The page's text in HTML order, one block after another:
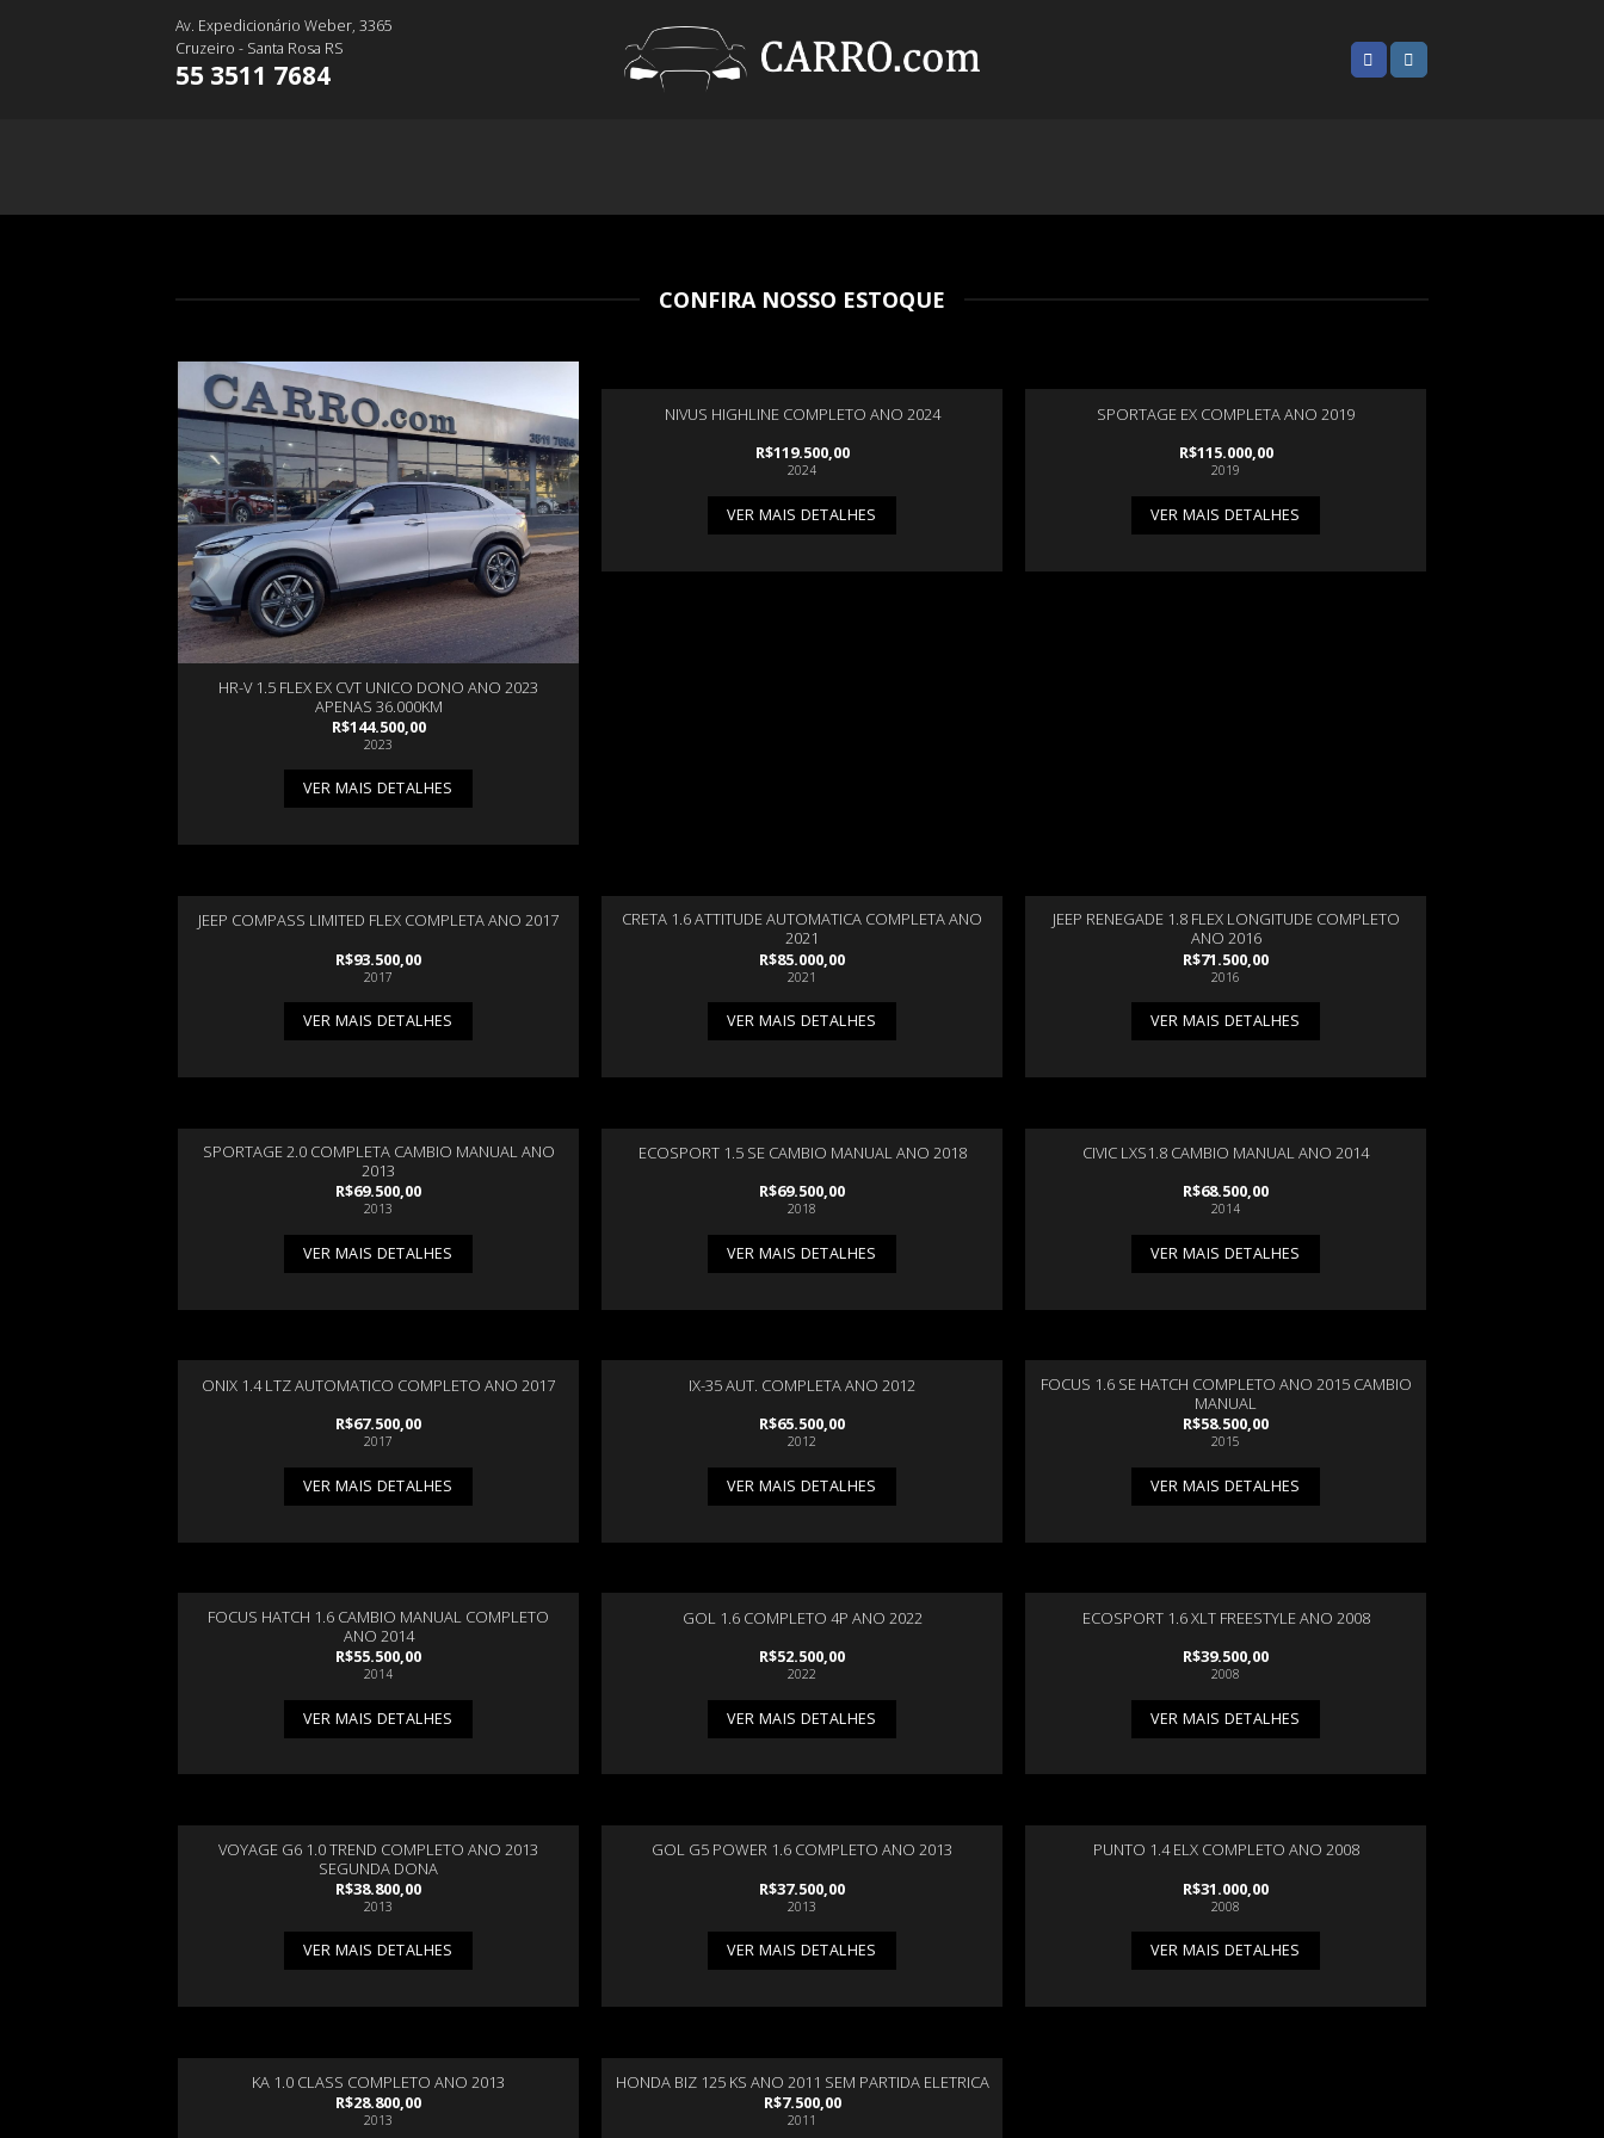
Av. Expedicionário Weber, 3365
Cruzeiro - Santa Rosa RS
55 3511 7684
CONFIRA NOSSO ESTOQUE
HR-V 1.5 FLEX EX CVT UNICO DONO ANO 2023
APENAS 36.000KM
R$144.500,00
2023
VER MAIS DETALHES
NIVUS HIGHLINE COMPLETO ANO 2024
R$119.500,00
2024
VER MAIS DETALHES
SPORTAGE EX COMPLETA ANO 2019
R$115.000,00
2019
VER MAIS DETALHES
JEEP COMPASS LIMITED FLEX COMPLETA ANO 2017
R$93.500,00
2017
VER MAIS DETALHES
CRETA 1.6 ATTITUDE AUTOMATICA COMPLETA ANO
2021
R$85.000,00
2021
VER MAIS DETALHES
JEEP RENEGADE 1.8 FLEX LONGITUDE COMPLETO
ANO 2016
R$71.500,00
2016
VER MAIS DETALHES
SPORTAGE 2.0 COMPLETA CAMBIO MANUAL ANO
2013
R$69.500,00
2013
VER MAIS DETALHES
ECOSPORT 1.5 SE CAMBIO MANUAL ANO 2018
R$69.500,00
2018
VER MAIS DETALHES
CIVIC LXS1.8 CAMBIO MANUAL ANO 2014
R$68.500,00
2014
VER MAIS DETALHES
ONIX 1.4 LTZ AUTOMATICO COMPLETO ANO 2017
R$67.500,00
2017
VER MAIS DETALHES
IX-35 AUT. COMPLETA ANO 2012
R$65.500,00
2012
VER MAIS DETALHES
FOCUS 1.6 SE HATCH COMPLETO ANO 2015 CAMBIO
MANUAL
R$58.500,00
2015
VER MAIS DETALHES
FOCUS HATCH 1.6 CAMBIO MANUAL COMPLETO
ANO 2014
R$55.500,00
2014
VER MAIS DETALHES
GOL 1.6 COMPLETO 4P ANO 2022
R$52.500,00
2022
VER MAIS DETALHES
ECOSPORT 1.6 XLT FREESTYLE ANO 2008
R$39.500,00
2008
VER MAIS DETALHES
VOYAGE G6 1.0 TREND COMPLETO ANO 2013
SEGUNDA DONA
R$38.800,00
2013
VER MAIS DETALHES
GOL G5 POWER 1.6 COMPLETO ANO 2013
R$37.500,00
2013
VER MAIS DETALHES
PUNTO 1.4 ELX COMPLETO ANO 2008
R$31.000,00
2008
VER MAIS DETALHES
KA 1.0 CLASS COMPLETO ANO 2013
R$28.800,00
2013
HONDA BIZ 125 KS ANO 2011 SEM PARTIDA ELETRICA
R$7.500,00
2011